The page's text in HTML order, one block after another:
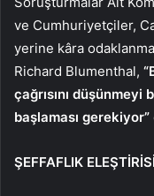
ve Cumhuriyetçiler,
yerine kâra
Richard Blumenthal,
çağrısını düşünmeyi
başlaması gerekiyor”
ŞEFFAFLIK ELEŞTİRİSİ